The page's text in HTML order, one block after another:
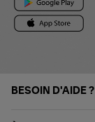
BESOIN D'AIDE ?